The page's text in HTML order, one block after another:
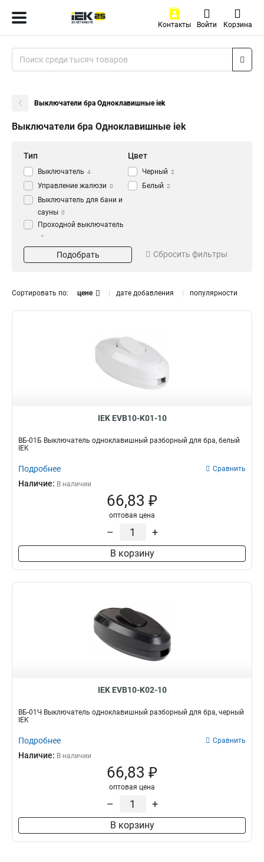
Контакты Войти Корзина
Выключатели бра Одноклавишные iek
Выключатели бра Одноклавишные iek
Тип
Выключатель 4
Управление жалюзи 0
Выключатель для бани и
сауны 0
Проходной выключатель
0
Перекрестный
выключатель 0
Цвет
Черный 2
Белый 2
Одноклавишный 2 2х075/2метр
ВБ-01Ч 1
Подобрать Сбросить фильтры
Сортировать по: цене дате добавления популярности
IEK EVB10-K01-10
ВБ-01Б Выключатель одноклавишный разборный для бра, белый
IEK
Подробнее Сравнить
Наличие: В наличии
66,83 ₽
оптовая цена
– +
В корзину
IEK EVB10-K02-10
ВБ-01Ч Выключатель одноклавишный разборный для бра, черный
IEK
Подробнее Сравнить
Наличие: В наличии
66,83 ₽
оптовая цена
– +
В корзину